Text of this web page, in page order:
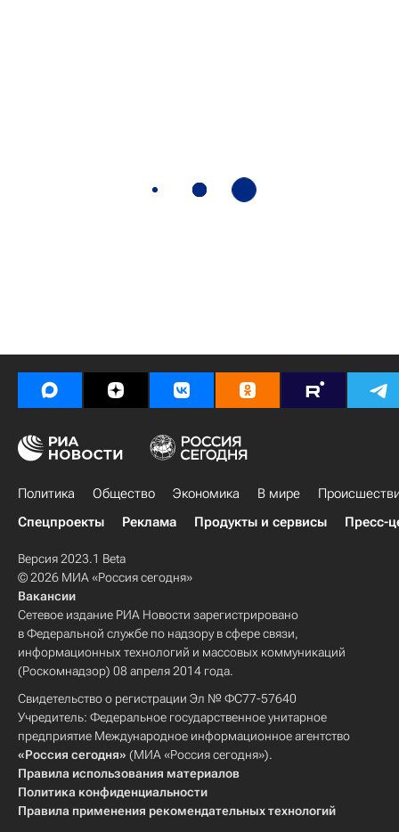
Политика Общество Экономика В мире
Спецпроекты
Реклама Продукты и сервисы Пресс-
Версия 2023.1 Beta
© 2026 МИА «Россия сегодня»
Вакансии
Сетевое издание РИА Новости зарегистрировано
в Федеральной службе по надзору в сфере связи,
информационных технологий и массовых коммуникаций
(Роскомнадзор) 08 апреля 2014 года.
Свидетельство о регистрации Эл № ФС77-57640
Учредитель: Федеральное государственное унитарное
предприятие Международное информационное агентство
«Россия сегодня» (МИА «Россия сегодня»).
Правила использования материалов
Политика конфиденциальности
Правила применения рекомендательных технологий